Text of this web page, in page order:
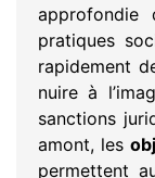
pratiques
rapidement
nuire à
sanctions
amont, les
permettent